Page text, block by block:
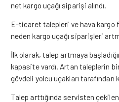
net kargo uçağı siparişi alındı.
E-ticaret talepleri ve hava kargo
neden kargo uçağı siparişleri
İlk olarak, talep artmaya
kapasite vardı. Artan taleplerin
gövdeli yolcu uçakları tarafından
Talep arttığında servisten